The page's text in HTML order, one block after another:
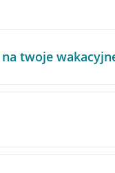
twoje